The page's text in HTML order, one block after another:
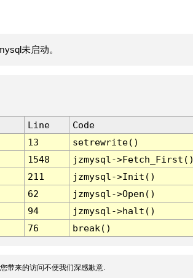
未启动。
Line
Code
13
setrewrite()
1548
jzmysql-
211
jzmysql->Init()
62
jzmysql->Open()
94
jzmysql->halt()
76 break()
带来的访问不便我们深感歉意.